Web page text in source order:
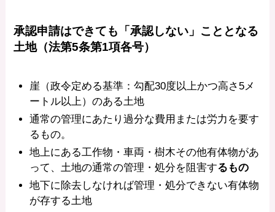
承認申請はできても「承認しない」こととなる
土地（法第5条第1項各号）
崖（政令定める基準：勾配30度以上かつ高さ5メ
ートル以上）のある土地
通常の管理にあたり過分な費用または労力を要す
るもの。
地上にある工作物・車両・樹木その他有体物があ
って、土地の通常の管理・処分を阻害するもの
地下に除去しなければ管理・処分できない有体物
が存する土地